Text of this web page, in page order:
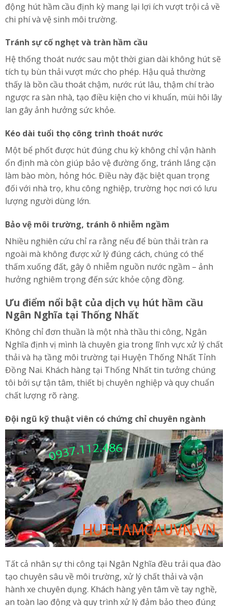
động hút hầm cầu định kỳ mang lại lợi ích vượt trội cả về
chi phí và vệ sinh môi trường.
Tránh sự cố nghẹt và tràn hầm cầu
Hệ thống thoát nước sau một thời gian dài không hút sẽ
tích tụ bùn thải vượt mức cho phép. Hậu quả thường
thấy là bồn cầu thoát chậm, nước rút lâu, thậm chí trào
ngược ra sàn nhà, tạo điều kiện cho vi khuẩn, mùi hôi lây
lan gây ảnh hưởng sức khỏe.
Kéo dài tuổi thọ công trình thoát nước
Một bể phốt được hút đúng chu kỳ không chỉ vận hành
ổn định mà còn giúp bảo vệ đường ống, tránh lắng cặn
làm bào mòn, hỏng hóc. Điều này đặc biệt quan trọng
đối với nhà trọ, khu công nghiệp, trường học nơi có lưu
lượng người dùng lớn.
Bảo vệ môi trường, tránh ô nhiễm ngầm
Nhiều nghiên cứu chỉ ra rằng nếu để bùn thải tràn ra
ngoài mà không được xử lý đúng cách, chúng có thể
thấm xuống đất, gây ô nhiễm nguồn nước ngầm – ảnh
hưởng nghiêm trọng đến sức khỏe cộng đồng.
Ưu điểm nổi bật của dịch vụ hút hầm cầu
Ngân Nghĩa tại Thống Nhất
Không chỉ đơn thuần là một nhà thầu thi công, Ngân
Nghĩa định vị mình là chuyên gia trong lĩnh vực xử lý chất
thải và hạ tầng môi trường tại Huyện Thống Nhất Tỉnh
Đồng Nai. Khách hàng tại Thống Nhất tin tưởng chúng
tôi bởi sự tận tâm, thiết bị chuyên nghiệp và quy chuẩn
chất lượng rõ ràng.
Đội ngũ kỹ thuật viên có chứng chỉ chuyên ngành
Tất cả nhân sự thi công tại Ngân Nghĩa đều trải qua đào
tạo chuyên sâu về môi trường, xử lý chất thải và vận
hành xe chuyên dụng. Khách hàng yên tâm về tay nghề,
an toàn lao động và quy trình xử lý đảm bảo theo đúng